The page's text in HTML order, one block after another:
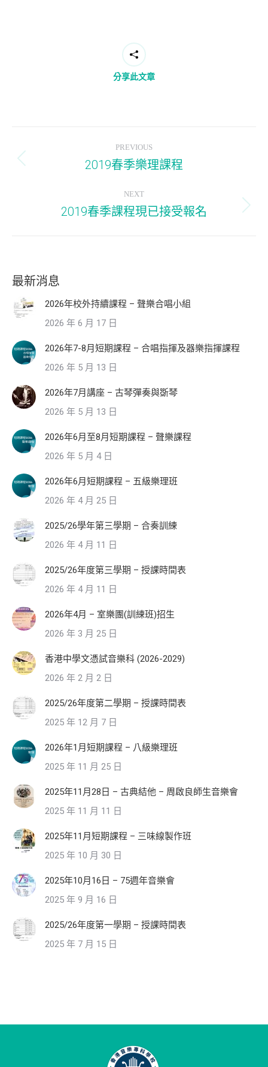
分享此文章
navigation
PREVIOUS
Previous
2019春季樂理課程
NEXT
Next
2019春季課程現已接受報名
最新消息
2026年校外持續課程 – 聲樂合唱小組
2026 年 6 月 17 日
2026年7-8月短期課程 – 合唱指揮及器樂指揮課程
2026 年 5 月 13 日
2026年7月講座 – 古琴彈奏與斲琴
2026 年 5 月 13 日
2026年6月至8月短期課程 – 聲樂課程
2026 年 5 月 4 日
2026年6月短期課程 – 五級樂理班
2026 年 4 月 25 日
2025/26學年第三學期 – 合奏訓練
2026 年 4 月 11 日
2025/26年度第三學期 – 授課時間表
2026 年 4 月 11 日
2026年4月 – 室樂團(訓練班)招生
2026 年 3 月 25 日
香港中學文憑試音樂科 (2026-2029)
2026 年 2 月 2 日
2025/26年度第二學期 – 授課時間表
2025 年 12 月 7 日
2026年1月短期課程 – 八級樂理班
2025 年 11 月 25 日
2025年11月28日 – 古典結他 – 周啟良師生音樂會
2025 年 11 月 11 日
2025年11月短期課程 – 三味線製作班
2025 年 10 月 30 日
2025年10月16日 – 75週年音樂會
2025 年 9 月 16 日
2025/26年度第一學期 – 授課時間表
2025 年 7 月 15 日